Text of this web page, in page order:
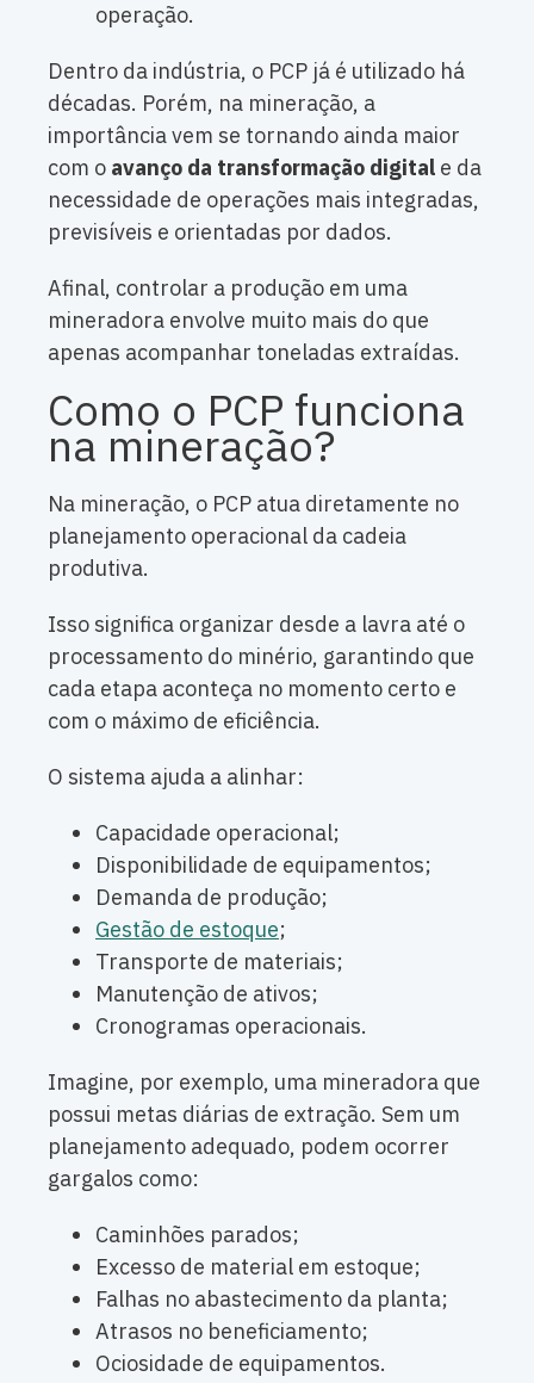
operação.
Dentro da indústria, o PCP já é utilizado há
décadas. Porém, na mineração, a
importância vem se tornando ainda maior
com o avanço da transformação digital e da
necessidade de operações mais integradas,
previsíveis e orientadas por dados.
Afinal, controlar a produção em uma
mineradora envolve muito mais do que
apenas acompanhar toneladas extraídas.
Como o PCP funciona
na mineração?
Na mineração, o PCP atua diretamente no
planejamento operacional da cadeia
produtiva.
Isso significa organizar desde a lavra até o
processamento do minério, garantindo que
cada etapa aconteça no momento certo e
com o máximo de eficiência.
O sistema ajuda a alinhar:
Capacidade operacional;
Disponibilidade de equipamentos;
Demanda de produção;
Gestão de estoque;
Transporte de materiais;
Manutenção de ativos;
Cronogramas operacionais.
Imagine, por exemplo, uma mineradora que
possui metas diárias de extração. Sem um
planejamento adequado, podem ocorrer
gargalos como:
Caminhões parados;
Excesso de material em estoque;
Falhas no abastecimento da planta;
Atrasos no beneficiamento;
Ociosidade de equipamentos.